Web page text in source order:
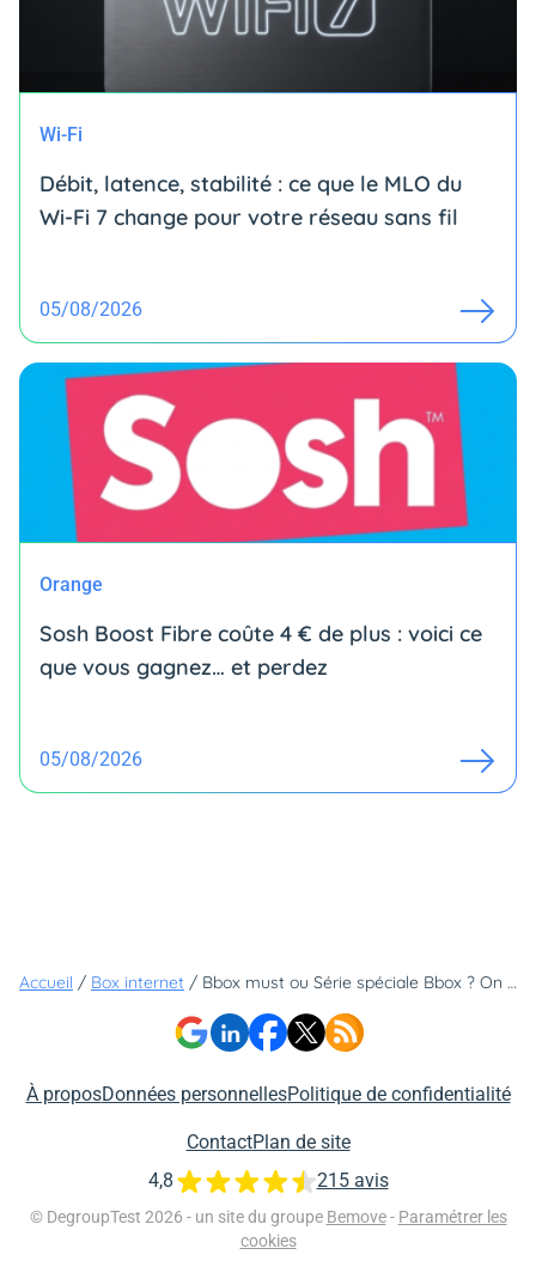
Wi-Fi
Débit, latence, stabilité : ce que le MLO du
Wi-Fi 7 change pour votre réseau sans fil
05/08/2026
Orange
Sosh Boost Fibre coûte 4 € de plus : voici ce
que vous gagnez… et perdez
05/08/2026
Accueil / Box internet / Bbox must ou Série spéciale Bbox ? On départage ces deux offres Bouygues Telecom
À proposDonnées personnellesPolitique de confidentialité
ContactPlan de site
© DegroupTest 2026 - un site du groupe Bemove - Paramétrer les
cookies
4,8 215 avis